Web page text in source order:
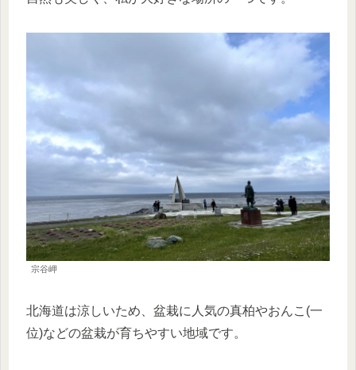
宗谷岬
北海道は涼しいため、盆栽に人気の真柏やおんこ(一
位)などの盆栽が育ちやすい地域です。